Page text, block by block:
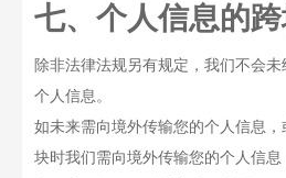
七、个人信息的
除非法律法规另有规定，我们不会
个人信息。
如未来需向境外传输您的个人信息
块时我们需向境外传输您的个人信